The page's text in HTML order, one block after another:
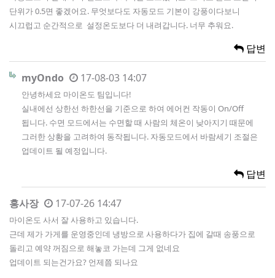
단위가 0.5면 좋겠어요. 무엇보다도 자동모드 기본이 강풍이다보니
시끄럽고 순간적으로 설정온도보다 더 내려갑니다. 너무 추워요.
답변
myOndo 17-08-03 14:07
안녕하세요 마이온도 팀입니다!
실내에선 상한선 하한선을 기준으로 하여 에어컨 작동이 On/Off
됩니다. 수면 모드에서는 수면할 때 사람의 체온이 낮아지기 때문에
그러한 상황을 고려하여 동작됩니다. 자동모드에서 바람세기 조절은
업데이트 될 예정입니다.
답변
홍사장 17-07-26 14:47
마이온도 사서 잘 사용하고 있습니다.
근데 제가 가게를 운영중인데 냉방으로 사용하다가 집에 갈때 송풍으로
돌리고 예약 꺼짐으로 해놓코 가는데 그게 없네요
업데이트 되는건가요? 언제쯤 되나요